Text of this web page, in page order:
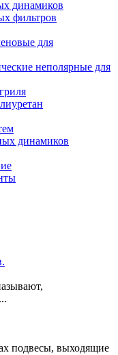
динамиков
фильтров
для
неполярные для
динамиков
подвесы, выходящие